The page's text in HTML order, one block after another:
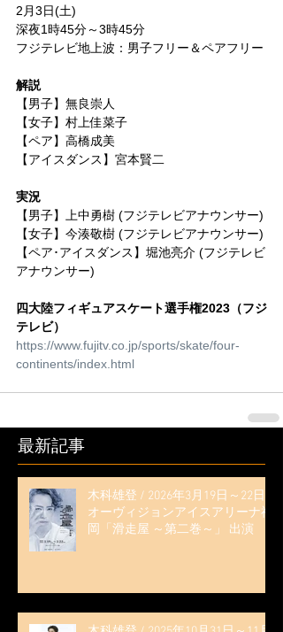
2月3日(土)
深夜1時45分～3時45分
フジテレビ地上波：男子フリー＆ペアフリー
解説
【男子】無良崇人
【女子】村上佳菜子
【ペア】高橋成美
【アイスダンス】宮本賢二
実況
【男子】上中勇樹 (フジテレビアナウンサー)
【女子】今湊敬樹 (フジテレビアナウンサー)
【ペア･アイスダンス】堀池亮介 (フジテレビ
アナウンサー)
四大陸フィギュアスケート選手権2023（フジ
テレビ）
https://www.fujitv.co.jp/sports/skate/four-
continents/index.html
最新記事
木科雄登 / 2026年3月19日～22日
オーヴィジョンアイスアリーナ福
岡「滑走屋 ～第二巻～」 出演